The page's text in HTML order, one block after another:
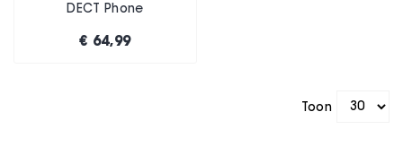
DECT Phone
€ 64,99
Toon